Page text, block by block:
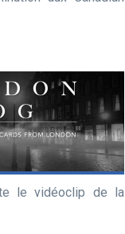
le vidéoclip de la